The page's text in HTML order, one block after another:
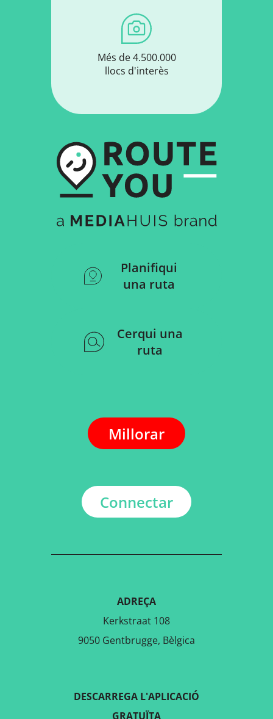
Més de 4.500.000
llocs d'interès
Planifiqui
una ruta
Cerqui una
ruta
Millorar
Connectar
ADREÇA
Kerkstraat 108
9050 Gentbrugge, Bèlgica
DESCARREGA L'APLICACIÓ
GRATUÏTA